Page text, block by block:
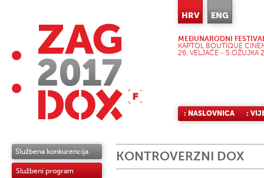
HRV ENG
MEĐUNARODNI
KAPTOL BOUTIQUE
26. VELJAČE - 5.OŽUJKA
: NASLOVNICA :
Službena konkurencija
Službeni program
KONTROVERZNI DOX